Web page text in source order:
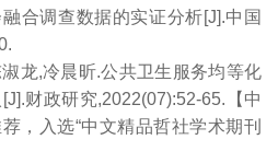
合调查数据的实证分析[J].中国
龙,冷晨昕.公共卫生服务均等化
财政研究,2022(07):52-65.【中
，入选“中文精品哲社学术期刊